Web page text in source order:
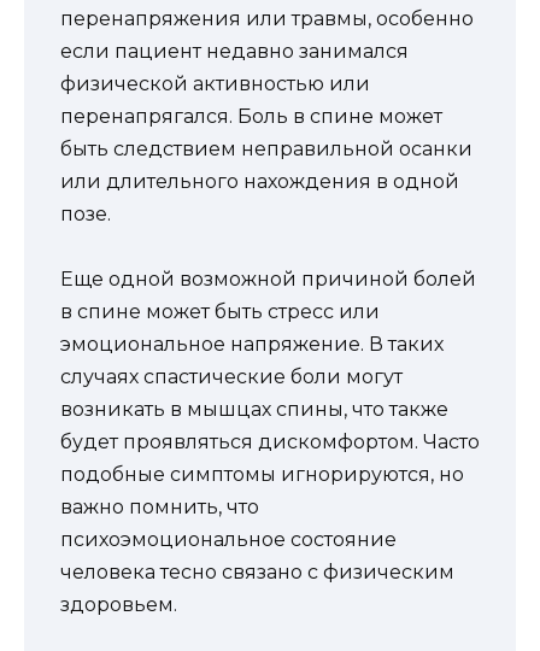
перенапряжения или травмы, особенно
если пациент недавно занимался
физической активностью или
перенапрягался. Боль в спине может
быть следствием неправильной осанки
или длительного нахождения в одной
позе.
Еще одной возможной причиной болей
в спине может быть стресс или
эмоциональное напряжение. В таких
случаях спастические боли могут
возникать в мышцах спины, что также
будет проявляться дискомфортом. Часто
подобные симптомы игнорируются, но
важно помнить, что
психоэмоциональное состояние
человека тесно связано с физическим
здоровьем.